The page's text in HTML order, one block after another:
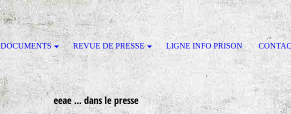
DOCUMENTS REVUE DE PRESSE LIGNE INFO PRISON
eeae ... dans le presse